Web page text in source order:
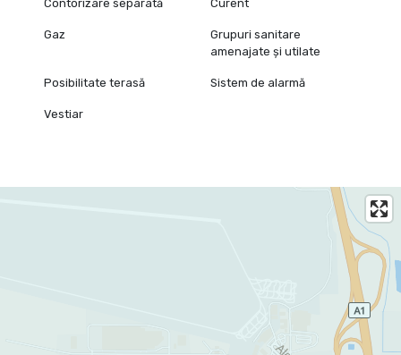
Contorizare separată Curent
Gaz
Grupuri sanitare
amenajate și utilate
Posibilitate terasă Sistem de alarmă
Vestiar